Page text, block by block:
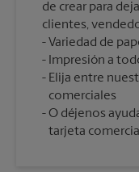
de crear para
clientes,
Variedad de
Impresión a
Elija entre
comerciales
O déjenos
tarjeta comercial